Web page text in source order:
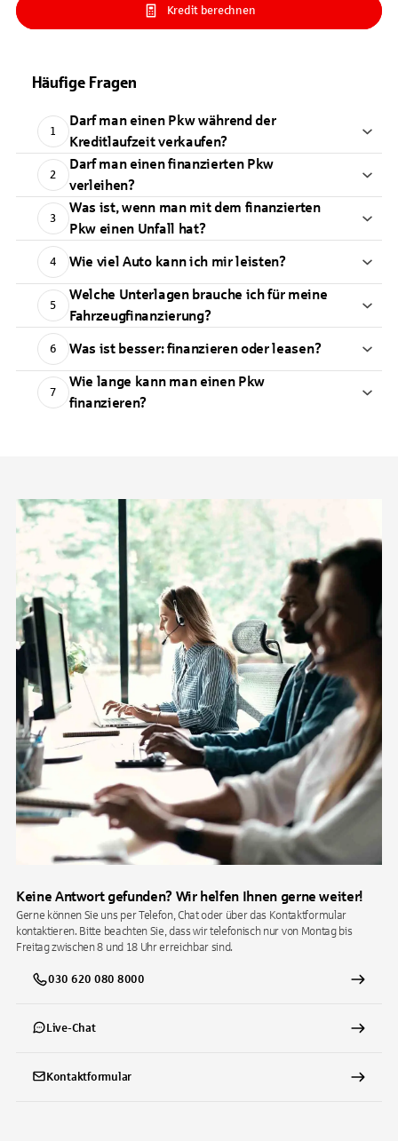
Kredit berechnen
Häufige Fragen
1
Darf man einen Pkw während der
Kreditlaufzeit verkaufen?
2
Darf man einen finanzierten Pkw
verleihen?
3
Was ist, wenn man mit dem finanzierten
Pkw einen Unfall hat?
4 Wie viel Auto kann ich mir leisten?
5
Welche Unterlagen brauche ich für meine
Fahrzeugfinanzierung?
6 Was ist besser: finanzieren oder leasen?
7
Wie lange kann man einen Pkw
finanzieren?
Keine Antwort gefunden? Wir helfen Ihnen gerne weiter!
Gerne können Sie uns per Telefon, Chat oder über das Kontaktformular
kontaktieren. Bitte beachten Sie, dass wir telefonisch nur von Montag bis
Freitag zwischen 8 und 18 Uhr erreichbar sind.
030 620 080 8000
Live-Chat
Kontaktformular